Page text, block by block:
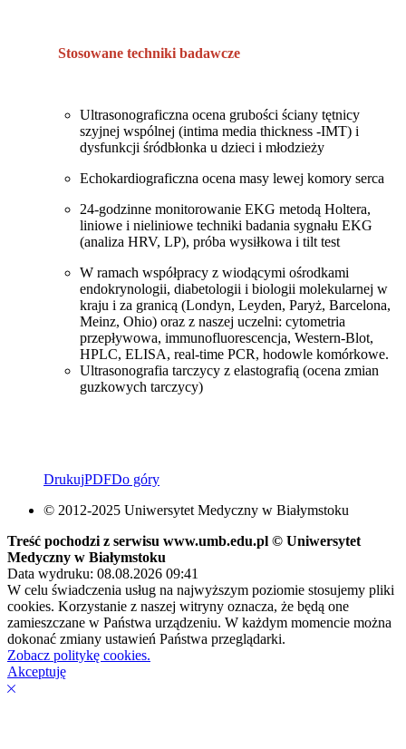
Stosowane techniki badawcze
Ultrasonograficzna ocena grubości ściany tętnicy
szyjnej wspólnej (intima media thickness -IMT) i
dysfunkcji śródbłonka u dzieci i młodzieży
Echokardiograficzna ocena masy lewej komory serca
24-godzinne monitorowanie EKG metodą Holtera,
liniowe i nieliniowe techniki badania sygnału EKG
(analiza HRV, LP), próba wysiłkowa i tilt test
W ramach współpracy z wiodącymi ośrodkami
endokrynologii, diabetologii i biologii molekularnej w
kraju i za granicą (Londyn, Leyden, Paryż, Barcelona,
Meinz, Ohio) oraz z naszej uczelni: cytometria
przepływowa, immunofluorescencja, Western-Blot,
HPLC, ELISA, real-time PCR, hodowle komórkowe.
Ultrasonografia tarczycy z elastografią (ocena zmian
guzkowych tarczycy)
DrukujPDFDo góry
© 2012-2025 Uniwersytet Medyczny w Białymstoku
Treść pochodzi z serwisu www.umb.edu.pl © Uniwersytet
Medyczny w Białymstoku
Data wydruku: 08.08.2026 09:41
W celu świadczenia usług na najwyższym poziomie stosujemy pliki
cookies. Korzystanie z naszej witryny oznacza, że będą one
zamieszczane w Państwa urządzeniu. W każdym momencie można
dokonać zmiany ustawień Państwa przeglądarki.
Zobacz politykę cookies.
Akceptuję